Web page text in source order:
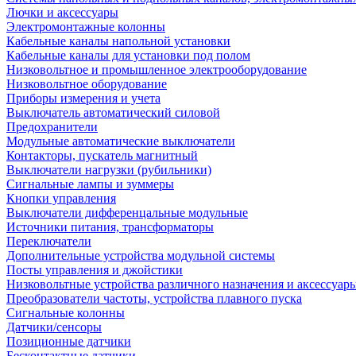
Лючки и аксессуары
Электромонтажные колонны
Кабельные каналы напольной установки
Кабельные каналы для установки под полом
Низковольтное и промышленное электрооборудование
Низковольтное оборудование
Приборы измерения и учета
Выключатель автоматический силовой
Предохранители
Модульные автоматические выключатели
Контакторы, пускатель магнитный
Выключатели нагрузки (рубильники)
Сигнальные лампы и зуммеры
Кнопки управления
Выключатели дифференцальные модульные
Источники питания, трансформаторы
Переключатели
Дополнительные устройства модульной системы
Посты управления и джойстики
Низковольтные устройства различного назначения и
Преобразователи частоты, устройства плавного пуска
Сигнальные колонны
Датчики/сенсоры
Позиционные датчики